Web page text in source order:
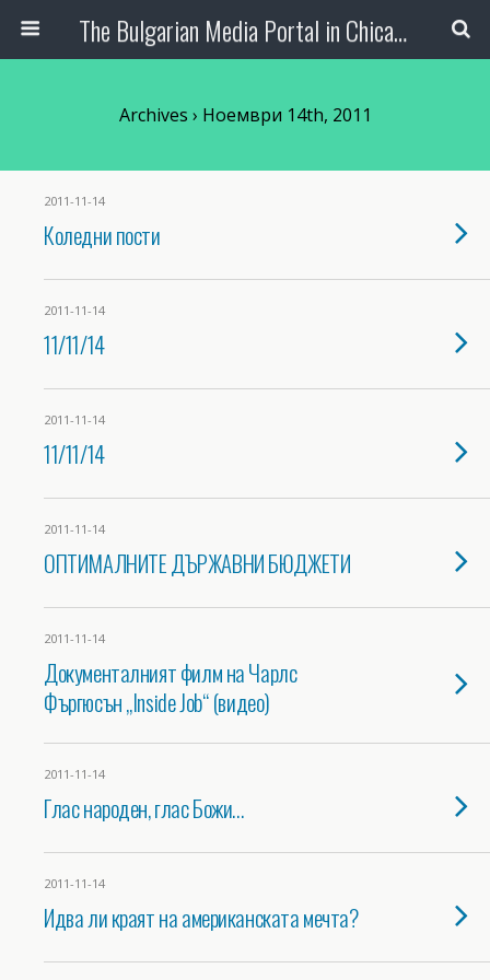
The Bulgarian Media Portal in Chicago
Archives › Ноември 14th, 2011
2011-11-14
Коледни пости
2011-11-14
11/11/14
2011-11-14
11/11/14
2011-11-14
ОПТИМАЛНИТЕ ДЪРЖАВНИ БЮДЖЕТИ
2011-11-14
Документалният филм на Чарлс
Фъргюсън „Inside Job“ (видео)
2011-11-14
Глас народен, глас Божи…
2011-11-14
Идва ли краят на американската мечта?